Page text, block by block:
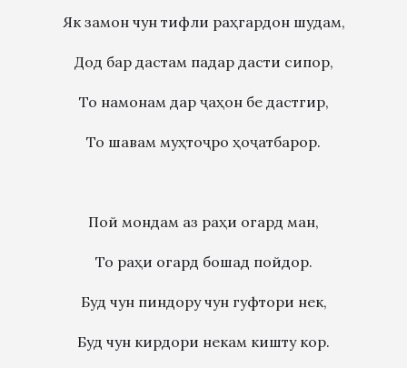
Як замон чун тифли раҳгардон шудам,
Дод бар дастам падар дасти сипор,
То намонам дар ҷаҳон бе дастгир,
То шавам муҳтоҷро ҳоҷатбарор.
Пой мондам аз раҳи огард ман,
То раҳи огард бошад пойдор.
Буд чун пиндору чун гуфтори нек,
Буд чун кирдори некам кишту кор.